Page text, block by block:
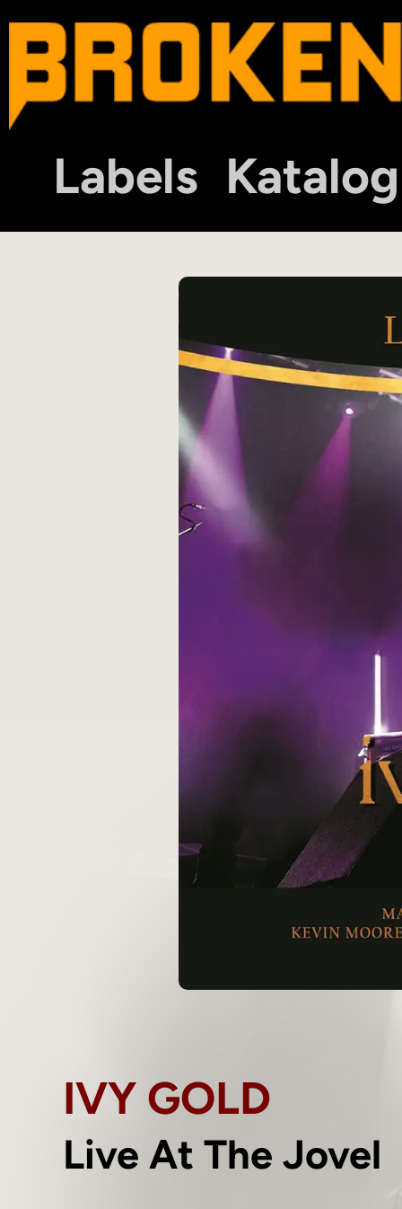
Labels Katalog
IVY GOLD
Live At The Jovel